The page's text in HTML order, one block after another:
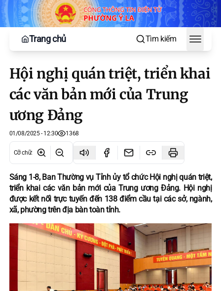
Trang chủ Tìm kiếm
Toggle
Hội nghị quán triệt, triển khai
các văn bản mới của Trung
ương Đảng
01/08/2025 - 12:30 1368
Cỡ chữ:
Sáng 1-8, Ban Thường vụ Tỉnh ủy tổ chức Hội nghị quán triệt,
triển khai các văn bản mới của Trung ương Đảng. Hội nghị
được kết nối trực tuyến đến 138 điểm cầu tại các sở, ngành,
xã, phường trên địa bàn toàn tỉnh.